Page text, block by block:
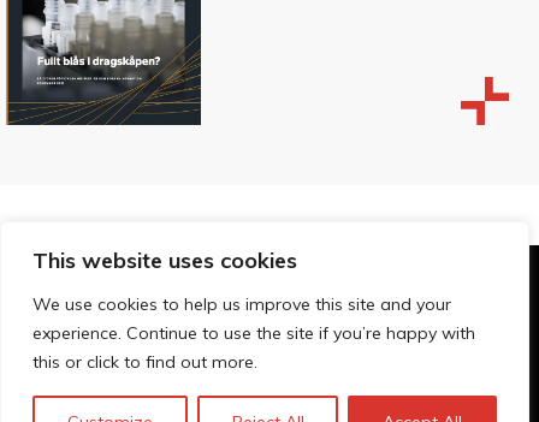
This website uses cookies
We use cookies to help us improve this site and your
experience. Continue to use the site if you’re happy with
this or click to find out more.
© Technopolis Group 2026.
Technopolis Group LTD is registered in the UK,
Company Number: 06576728, Address: 3 Pavilion
Privacy Policy